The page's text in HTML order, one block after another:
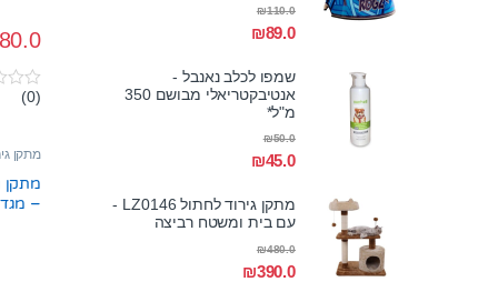
0
o
f
5
(0)
מתקן
–
₪89.0
₪110.0
שמפו לכלב נאנבל -
אנטיבקטריאלי מבושם 350
מ"ל*
₪45.0
₪50.0
מתקן גירוד לחתול LZ0146 -
עם בית ומשטח רביצה
₪390.0
₪480.0